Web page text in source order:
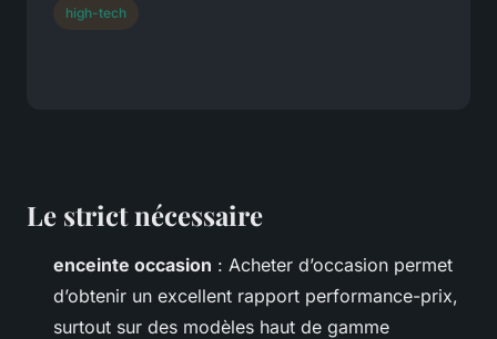
Le strict nécessaire
enceinte occasion : Acheter d’occasion permet
d’obtenir un excellent rapport performance-prix,
surtout sur des modèles haut de gamme
high-tech